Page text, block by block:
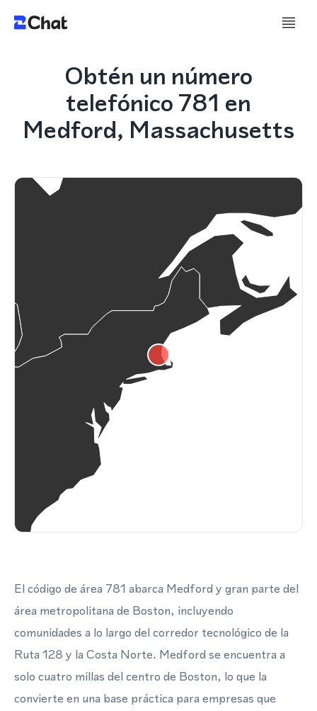
Obtén un número
telefónico 781 en
Medford, Massachusetts
El código de área 781 abarca Medford y gran parte del
área metropolitana de Boston, incluyendo
comunidades a lo largo del corredor tecnológico de la
Ruta 128 y la Costa Norte. Medford se encuentra a
solo cuatro millas del centro de Boston, lo que la
convierte en una base práctica para empresas que